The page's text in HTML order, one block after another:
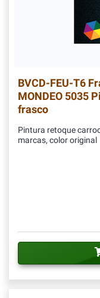
BVCD-FEU-T6
MONDEO 5035
frasco
Pintura retoque
marcas, color original